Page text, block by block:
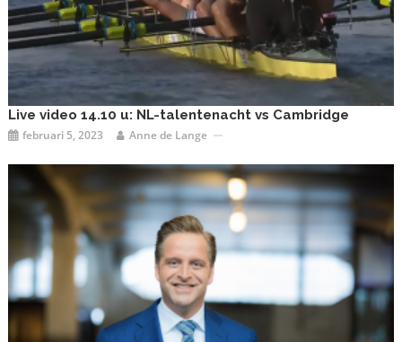
Live video 14.10 u: NL-talentenacht vs Cambridge
februari 5, 2023 Anne de Lange